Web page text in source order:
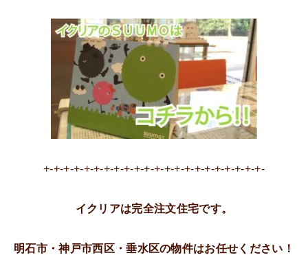
+-+-+-+-+-+-+-+-+-+-+-+-+-+-+-+-+-+-+-+-+-+-
イクリアは完全注文住宅です。
明石市・神戸市西区・垂水区の物件はお任せください！